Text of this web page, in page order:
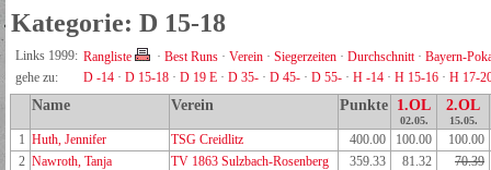
Kategorie: D 15-18
Links 1999: Rangliste · Best Runs · Verein · Siegerzeiten · Durchschnitt· Bayern-
gehe zu:
D -14 · D 15-18 · D 19 E · D 35- · D 45- · D 55- · H -14 · H 15-16 · H 17-
Name Verein Punkte 1.OL
02.05.
2.OL
15.05.
1 Huth, Jennifer TSG Creidlitz 400.00 100.00
100.00
2 Nawroth, Tanja TV 1863 Sulzbach-Rosenberg 359.33 81.32
70.39